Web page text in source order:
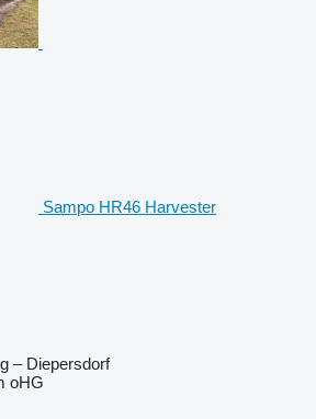
Sampo HR46 Harvester
– Diepersdorf
oHG